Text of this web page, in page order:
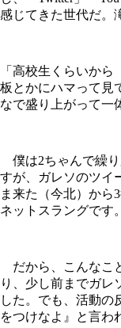
感じてきた世代だ。
「高校生くらいか
板とかにハマって見
なで盛り上がって一
僕は2ちゃんで繰り
すが、ガレソのツイ
ま来た（今北）から
ネットスラングです。
だから、こんなこ
り、少し前までガレ
した。でも、活動の
をつけなよ』と言わ